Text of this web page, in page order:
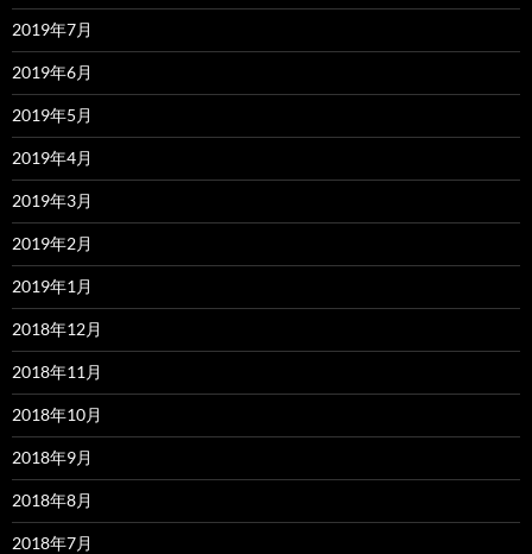
2019年7月
2019年6月
2019年5月
2019年4月
2019年3月
2019年2月
2019年1月
2018年12月
2018年11月
2018年10月
2018年9月
2018年8月
2018年7月